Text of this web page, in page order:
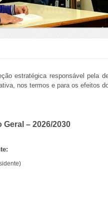
estratégica responsável pela
nos termos e para os efeitos
– 2026/2030